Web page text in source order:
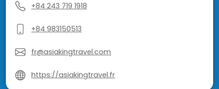
+84 243 719 1918
+84 983150513
fr@asiakingtravel.com
https://asiakingtravel.fr